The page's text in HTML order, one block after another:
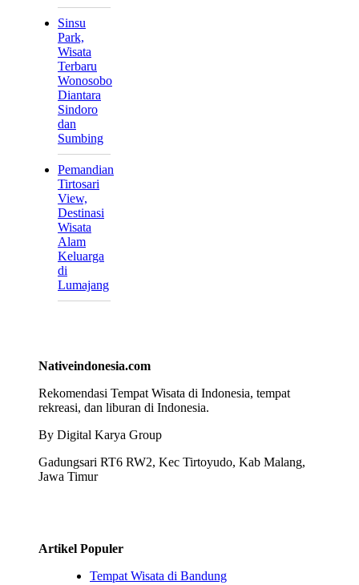
Sinsu
Park,
Wisata
Terbaru
Wonosobo
Diantara
Sindoro
dan
Sumbing
Pemandian
Tirtosari
View,
Destinasi
Wisata
Alam
Keluarga
di
Lumajang
Nativeindonesia.com
Rekomendasi Tempat Wisata di Indonesia, tempat
rekreasi, dan liburan di Indonesia.
By Digital Karya Group
Gadungsari RT6 RW2, Kec Tirtoyudo, Kab Malang,
Jawa Timur
Artikel Populer
Tempat Wisata di Bandung